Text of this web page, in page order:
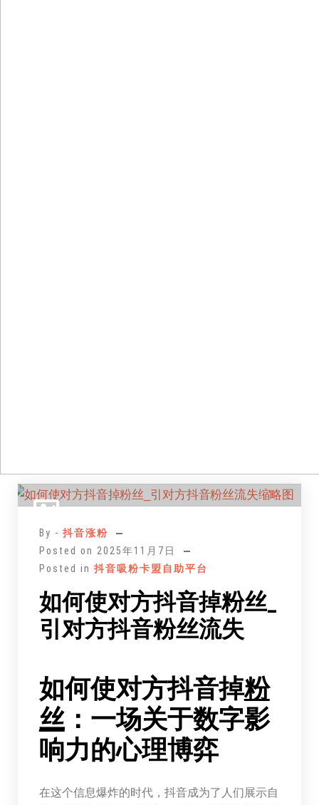
By - 抖音涨粉
Posted on 2025年11月7日
Posted in 抖音吸粉卡盟自助平台
如何使对方抖音掉粉丝_
引对方抖音粉丝流失
如何使对方抖音掉粉
丝：一场关于数字影
响力的心理博弈
在这个信息爆炸的时代，抖音成为了人们展示自